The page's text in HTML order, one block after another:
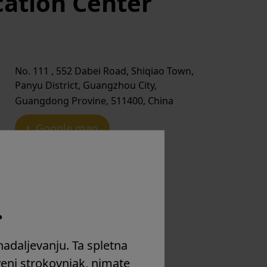
No. 111 , 552 Dabei Road, Shiqiao Town,
Panyu District, Guangzhou City,
Guangdong Provine, 511400, China
Google map
Ta spletna
strokovnjak, nimate